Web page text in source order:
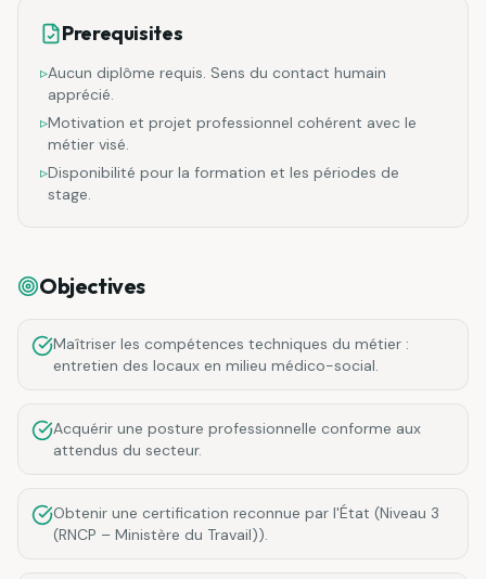
Prerequisites
▹Aucun diplôme requis. Sens du contact humain
apprécié.
▹Motivation et projet professionnel cohérent avec le
métier visé.
▹Disponibilité pour la formation et les périodes de
stage.
Objectives
Maîtriser les compétences techniques du métier :
entretien des locaux en milieu médico-social.
Acquérir une posture professionnelle conforme aux
attendus du secteur.
Obtenir une certification reconnue par l'État (Niveau 3
(RNCP – Ministère du Travail)).